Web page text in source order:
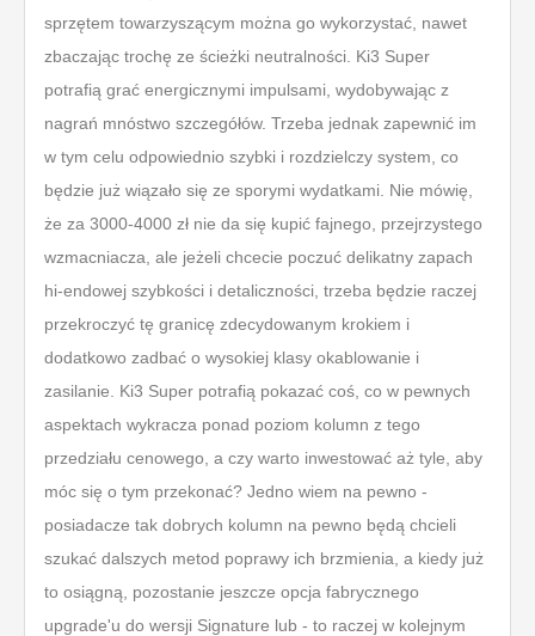
sprzętem towarzyszącym można go wykorzystać, nawet
zbaczając trochę ze ścieżki neutralności. Ki3 Super
potrafią grać energicznymi impulsami, wydobywając z
nagrań mnóstwo szczegółów. Trzeba jednak zapewnić im
w tym celu odpowiednio szybki i rozdzielczy system, co
będzie już wiązało się ze sporymi wydatkami. Nie mówię,
że za 3000-4000 zł nie da się kupić fajnego, przejrzystego
wzmacniacza, ale jeżeli chcecie poczuć delikatny zapach
hi-endowej szybkości i detaliczności, trzeba będzie raczej
przekroczyć tę granicę zdecydowanym krokiem i
dodatkowo zadbać o wysokiej klasy okablowanie i
zasilanie. Ki3 Super potrafią pokazać coś, co w pewnych
aspektach wykracza ponad poziom kolumn z tego
przedziału cenowego, a czy warto inwestować aż tyle, aby
móc się o tym przekonać? Jedno wiem na pewno -
posiadacze tak dobrych kolumn na pewno będą chcieli
szukać dalszych metod poprawy ich brzmienia, a kiedy już
to osiągną, pozostanie jeszcze opcja fabrycznego
upgrade'u do wersji Signature lub - to raczej w kolejnym